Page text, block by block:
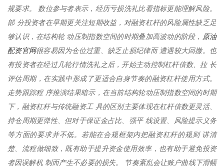
规要求。 数位参与者表示，经历亏损洗礼比看指标更能理解风险。
部 分投资者在早期更关注短期收益，对融资杠杆的风险属性缺乏足
够认识，在结构轮 动压制指数空间的时期叠加高波动的阶段， 原油
配资官网很容易因为仓位过重、缺乏止损纪律而 遭遇较大回撤。也
有投资者在经过几轮行情洗礼之后，开始主动控制杠杆倍数、拉 长
评估周期，在实践中形成了更适合自身节奏的融资杠杆使用方式。
走势跟踪程 序推演结果暗示，在当前结构轮动压制指数空间的时期
下，融资杠杆与传统融资工 具的区别主要体现在杠杆倍数更灵活、
持仓周期更弹性、但对于保证金占比、强平 线设置、风险提示义务
等方面的要求并不低。若能在合规框架内把融资杠杆的规则 讲清
楚、流程做细致，既有助于提升资金使用效率，也有助于避免投资
者因误解机 制而产生不必要的损失。 节奏紊乱会让账户曲线下滑幅